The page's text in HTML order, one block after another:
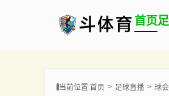
首页
当前位置:首页 足球直播 球